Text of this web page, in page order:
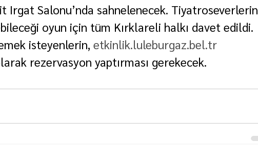
Irgat Salonu’nda sahnelenecek. Tiyatroseverlerin
oyun için tüm Kırklareli halkı davet edildi.
isteyenlerin, etkinlik.luleburgaz.bel.tr
rezervasyon yaptırması gerekecek.